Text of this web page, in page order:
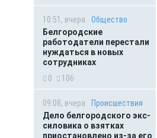
10:51, вчера
Общество
Белгородские
работодатели перестали
нуждаться в новых
сотрудниках
0
106
09:08, вчера
Происшествия
Дело белгородского экс-
силовика о взятках
приостановлено из-за его